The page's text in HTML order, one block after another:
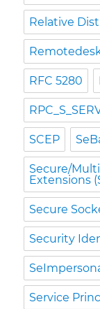
Relative
RFC 5280
SCEP
Secure/
Extensions
Secure
Security
Service